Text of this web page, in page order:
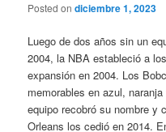
Posted ondiciembre 1, 2023
Luego de dos años sin un
2004, la NBA estableció a
expansión en 2004. Los
memorables en azul,
equipo recobró su nombre y
Orleans los cedió en 2014.